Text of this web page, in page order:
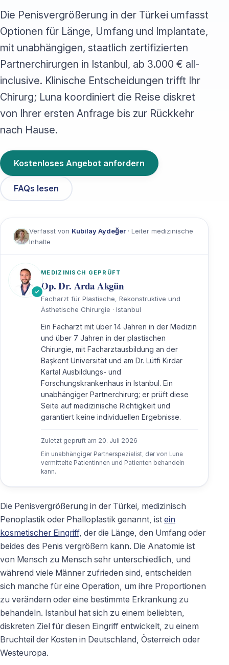
Die Penisvergrößerung in der Türkei umfasst
Optionen für Länge, Umfang und Implantate,
mit unabhängigen, staatlich zertifizierten
Partnerchirurgen in Istanbul, ab 3.000 € all-
inclusive. Klinische Entscheidungen trifft Ihr
Chirurg; Luna koordiniert die Reise diskret
von Ihrer ersten Anfrage bis zur Rückkehr
nach Hause.
Kostenloses Angebot anfordern
FAQs lesen
Verfasst von Kubilay Aydeğer· Leiter medizinische
Inhalte
MEDIZINISCH GEPRÜFT
Op. Dr. Arda Akgün
Facharzt für Plastische, Rekonstruktive und
Ästhetische Chirurgie · Istanbul
Ein Facharzt mit über 14 Jahren in der Medizin
und über 7 Jahren in der plastischen
Chirurgie, mit Facharztausbildung an der
Başkent Universität und am Dr. Lütfi Kırdar
Kartal Ausbildungs- und
Forschungskrankenhaus in Istanbul. Ein
unabhängiger Partnerchirurg; er prüft diese
Seite auf medizinische Richtigkeit und
garantiert keine individuellen Ergebnisse.
Zuletzt geprüft am 20. Juli 2026
Ein unabhängiger Partnerspezialist, der von Luna
vermittelte Patientinnen und Patienten behandeln
kann.
Die Penisvergrößerung in der Türkei, medizinisch
Penoplastik oder Phalloplastik genannt, ist ein
kosmetischer Eingriff, der die Länge, den Umfang oder
beides des Penis vergrößern kann. Die Anatomie ist
von Mensch zu Mensch sehr unterschiedlich, und
während viele Männer zufrieden sind, entscheiden
sich manche für eine Operation, um ihre Proportionen
zu verändern oder eine bestimmte Erkrankung zu
behandeln. Istanbul hat sich zu einem beliebten,
diskreten Ziel für diesen Eingriff entwickelt, zu einem
Bruchteil der Kosten in Deutschland, Österreich oder
Westeuropa.